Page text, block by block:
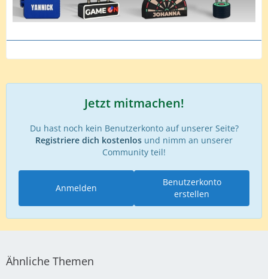
Jetzt mitmachen!
Du hast noch kein Benutzerkonto auf unserer Seite?
Registriere dich kostenlos und nimm an unserer
Community teil!
Benutzerkonto
erstellen
Anmelden
Ähnliche Themen